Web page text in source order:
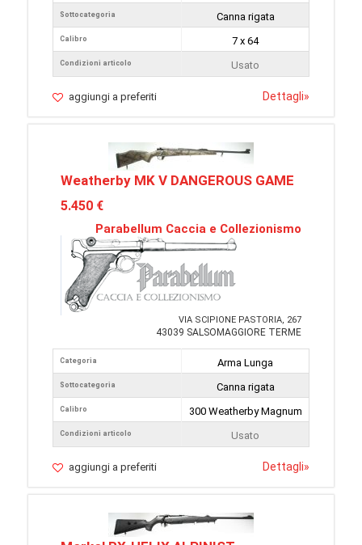
Sottocategoria
Calibro
Condizioni articolo
Canna rigata
7 x 64
Usato
aggiungi a preferiti Dettagli»
Weatherby MK V DANGEROUS GAME
5.450 €
Parabellum Caccia e Collezionismo
VIA SCIPIONE PASTORIA, 267
43039 SALSOMAGGIORE TERME
Categoria
Sottocategoria
Calibro
Condizioni articolo
Arma Lunga
Canna rigata
300 Weatherby Magnum
Usato
aggiungi a preferiti Dettagli»